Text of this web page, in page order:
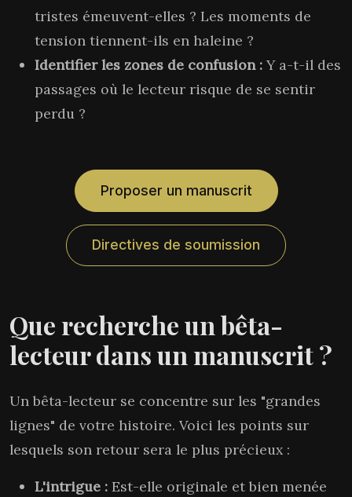
tristes émeuvent-elles ? Les moments de
tension tiennent-ils en haleine ?
Identifier les zones de confusion : Y a-t-il des
passages où le lecteur risque de se sentir
perdu ?
Proposer un manuscrit
Directives de soumission
Que recherche un bêta-
lecteur dans un manuscrit ?
Un bêta-lecteur se concentre sur les "grandes
lignes" de votre histoire. Voici les points sur
lesquels son retour sera le plus précieux :
L'intrigue : Est-elle originale et bien menée